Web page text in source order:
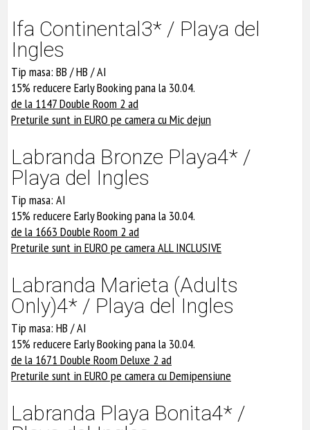
Ifa Continental3* / Playa del
Ingles
Tip masa: BB / HB / AI
15% reducere Early Booking pana la 30.04.
de la 1147 Double Room 2 ad
Preturile sunt in EURO pe camera cu Mic dejun
Labranda Bronze Playa4* /
Playa del Ingles
Tip masa: AI
15% reducere Early Booking pana la 30.04.
de la 1663 Double Room 2 ad
Preturile sunt in EURO pe camera ALL INCLUSIVE
Labranda Marieta (Adults
Only)4* / Playa del Ingles
Tip masa: HB / AI
15% reducere Early Booking pana la 30.04.
de la 1671 Double Room Deluxe 2 ad
Preturile sunt in EURO pe camera cu Demipensiune
Labranda Playa Bonita4* /